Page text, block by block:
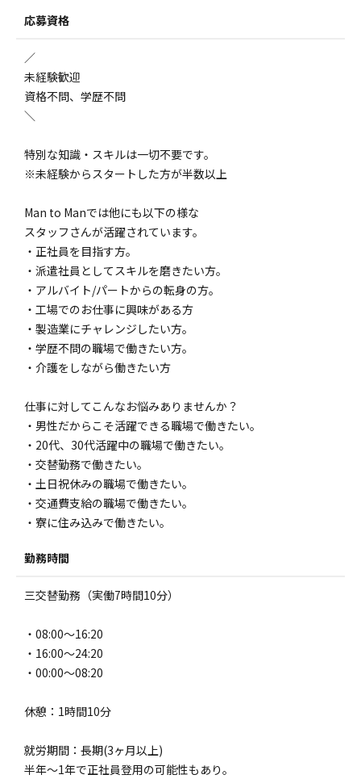
応募資格
／
未経験歓迎
資格不問、学歴不問
＼
特別な知識・スキルは一切不要です。
※未経験からスタートした方が半数以上
Man to Manでは他にも以下の様な
スタッフさんが活躍されています。
・正社員を目指す方。
・派遣社員としてスキルを磨きたい方。
・アルバイト/パートからの転身の方。
・工場でのお仕事に興味がある方
・製造業にチャレンジしたい方。
・学歴不問の職場で働きたい方。
・介護をしながら働きたい方
仕事に対してこんなお悩みありませんか？
・男性だからこそ活躍できる職場で働きたい。
・20代、30代活躍中の職場で働きたい。
・交替勤務で働きたい。
・土日祝休みの職場で働きたい。
・交通費支給の職場で働きたい。
・寮に住み込みで働きたい。
勤務時間
三交替勤務（実働7時間10分）
・08:00～16:20
・16:00～24:20
・00:00～08:20
休憩：1時間10分
就労期間：長期(3ヶ月以上)
半年～1年で正社員登用の可能性もあり。